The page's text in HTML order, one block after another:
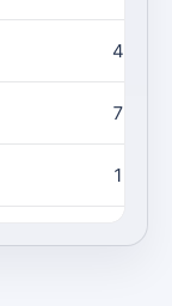
4 235
79,00
146,0
4 520